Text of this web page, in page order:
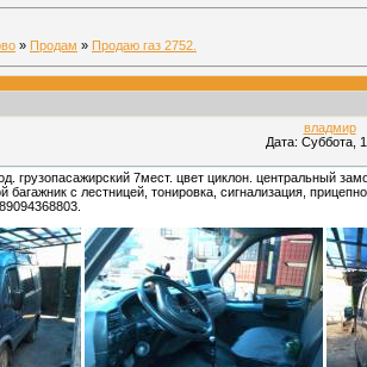
» Продам » Продаю газ 2752.
владмир
Дата: Суббота,
грузопасажирский 7мест. цвет циклон. центральный
багажник с лестницей, тонировка, сигнализация,